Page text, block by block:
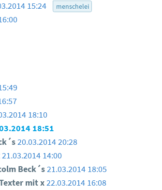
15:24 menschelei
18:10
18:51
20.03.2014 20:28
21.03.2014 14:00
Beck´s21.03.2014 18:05
mit x22.03.2014 16:08